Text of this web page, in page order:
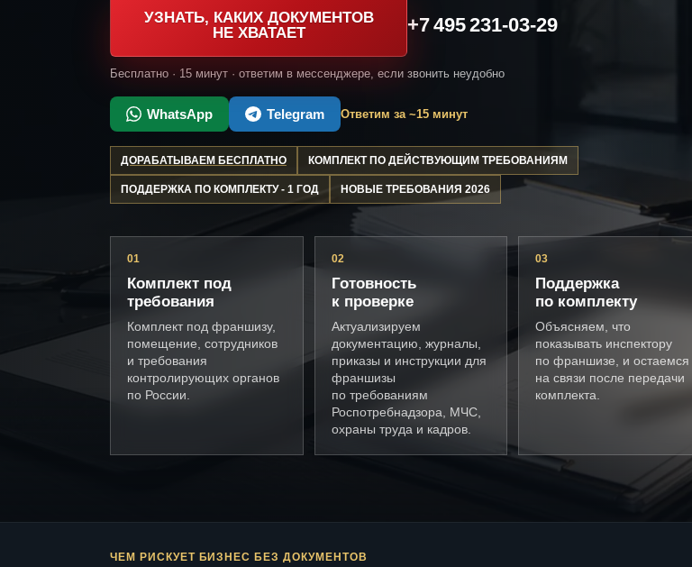
УЗНАТЬ, КАКИХ ДОКУМЕНТОВ
НЕ ХВАТАЕТ
+7 495 231-03-29
Бесплатно · 15 минут · ответим в мессенджере, если звонить неудобно
WhatsApp Telegram Ответим за ~15 минут
ДОРАБАТЫВАЕМ БЕСПЛАТНО КОМПЛЕКТ ПО ДЕЙСТВУЮЩИМ ТРЕБОВАНИЯМ
ПОДДЕРЖКА ПО КОМПЛЕКТУ - 1 ГОД НОВЫЕ ТРЕБОВАНИЯ 2026
01
Комплект под
требования
Комплект под франшизу,
помещение, сотрудников
и требования
контролирующих органов
по России.
02
Готовность
к проверке
Актуализируем
документацию, журналы,
приказы и инструкции для
франшизы
по требованиям
Роспотребнадзора, МЧС,
охраны труда и кадров.
03
Поддержка
по комплекту
Объясняем, что
показывать инспектору
по франшизе, и остаемся
на связи после передачи
комплекта.
ЧЕМ РИСКУЕТ БИЗНЕС БЕЗ ДОКУМЕНТОВ